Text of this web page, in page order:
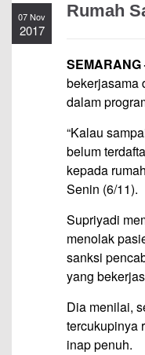
07 Nov
2017
Rumah
SEMARANG
bekerjasama
dalam
“Kalau
belum
kepada
Senin (6/11).
Supriyadi
menolak
sanksi
yang
Dia menilai,
tercukupinya
inap penuh.